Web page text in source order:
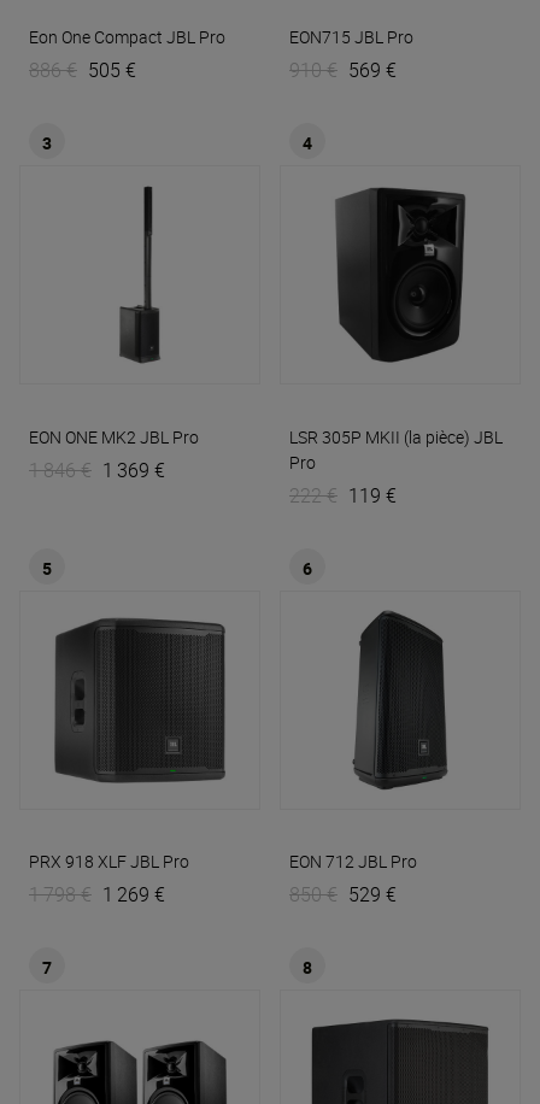
Eon One Compact JBL Pro
886 € 505 €
EON715 JBL Pro
910 € 569 €
3
EON ONE MK2 JBL Pro
1 846 € 1 369 €
4
LSR 305P MKII (la pièce) JBL
Pro
222 € 119 €
5
PRX 918 XLFJBL Pro
1 798 € 1 269 €
6
EON 712 JBL Pro
850 € 529 €
7 8